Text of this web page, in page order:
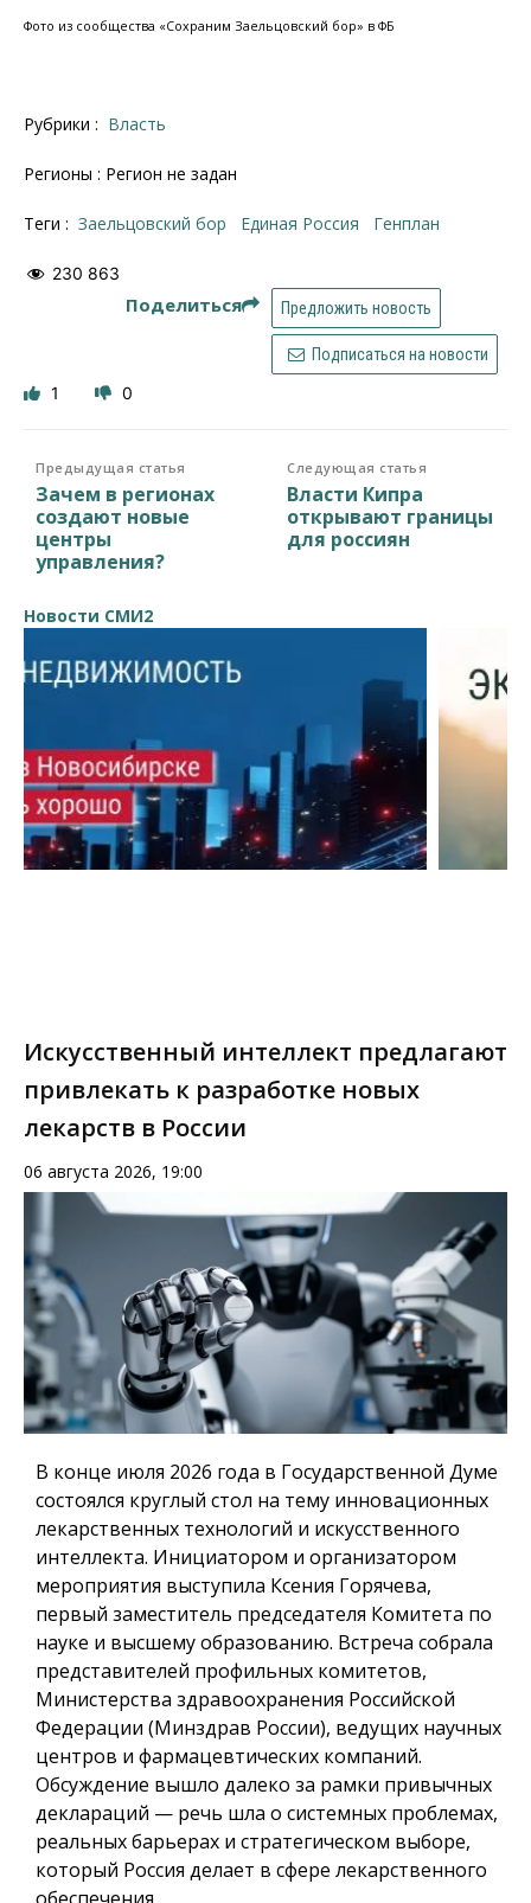
Фото из сообщества «Сохраним Заельцовский бор» в ФБ
Рубрики : Власть
Регионы : Регион не задан
Теги : Заельцовский бор Единая Россия генплан
230 863
Поделиться Предложить новость
Подписаться на новости
1 0
Предыдущая статья
Зачем в регионах
создают новые
центры
управления?
Следующая статья
Власти Кипра
открывают границы
для россиян
Новости СМИ2
Искусственный интеллект предлагают
привлекать к разработке новых
лекарств в России
06 августа 2026, 19:00
В конце июля 2026 года в Государственной Думе
состоялся круглый стол на тему инновационных
лекарственных технологий и искусственного
интеллекта. Инициатором и организатором
мероприятия выступила Ксения Горячева,
первый заместитель председателя Комитета по
науке и высшему образованию. Встреча собрала
представителей профильных комитетов,
Министерства здравоохранения Российской
Федерации (Минздрав России), ведущих научных
центров и фармацевтических компаний.
Обсуждение вышло далеко за рамки привычных
деклараций — речь шла о системных проблемах,
реальных барьерах и стратегическом выборе,
который Россия делает в сфере лекарственного
обеспечения.